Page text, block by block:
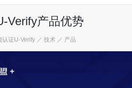
Verify产品优势
认证U-Verify ／ 技术 ／ 产品